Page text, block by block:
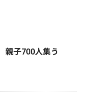
子700人集う